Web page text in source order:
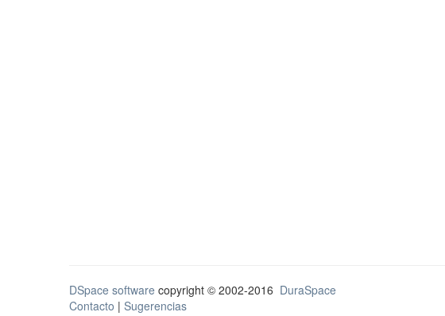
DSpace software copyright © 2002-2016 DuraSpace
Contacto | Sugerencias